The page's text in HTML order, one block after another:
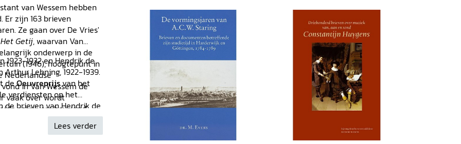
van Wessem hebben
Er zijn 163 brieven
Ze gaan over De Vries'
Het Getij, waarvan Van
onderwerp in de
(1946), hoogtepunt in
Nederlandse
in Van Wessem de
vaak over wordt
schrijvers bevriend
oorlog. De inleiding bij
tussen beide mannen.
1923-1932 en Hendrik de
Lehning, 1922-1939.
deOeuvreprijsvan het
verdiensten op het
de brieven van Hendrik de
Lees verder